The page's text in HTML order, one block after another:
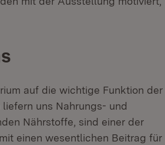
auf die wichtige Funktion der
uns Nahrungs- und
Nährstoffe, sind einer der
einen wesentlichen Beitrag für